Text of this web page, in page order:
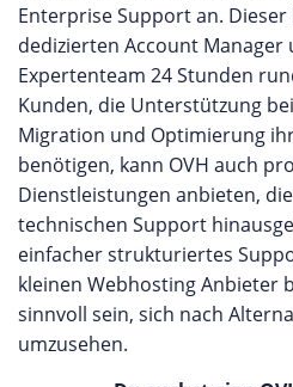
Enterprise Support an.
dedizierten Account
Expertenteam 24 Stunden
Kunden, die Unterstützung
Migration und Optimierung
benötigen, kann OVH auch
Dienstleistungen anbieten,
technischen Support
einfacher strukturiertes
kleinen Webhosting Anbieter
sinnvoll sein, sich nach
umzusehen.